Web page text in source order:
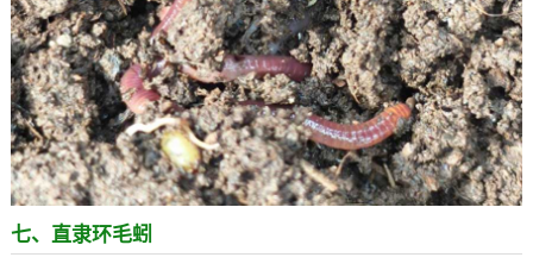
七、直隶环毛蚓